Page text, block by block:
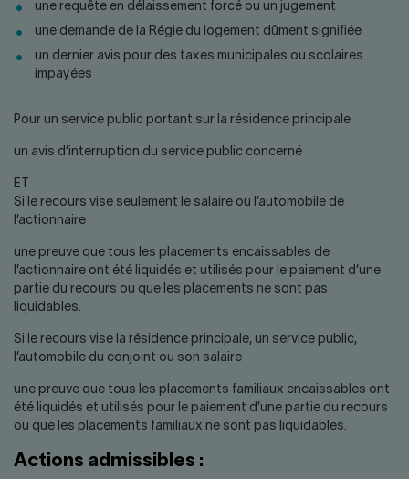
une requête en délaissement forcé ou un jugement
une demande de la Régie du logement dûment signifiée
un dernier avis pour des taxes municipales ou scolaires
impayées
Pour un service public portant sur la résidence principale
un avis d’interruption du service public concerné
ET
Si le recours vise seulement le salaire ou l’automobile de
l’actionnaire
une preuve que tous les placements encaissables de
l’actionnaire ont été liquidés et utilisés pour le paiement d’une
partie du recours ou que les placements ne sont pas
liquidables.
Si le recours vise la résidence principale, un service public,
l’automobile du conjoint ou son salaire
une preuve que tous les placements familiaux encaissables ont
été liquidés et utilisés pour le paiement d’une partie du recours
ou que les placements familiaux ne sont pas liquidables.
Actions admissibles :